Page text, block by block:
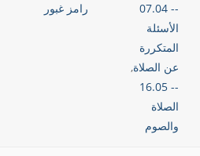
-- 07.04
الأسئلة
المتكررة
عن الصلاة,
-- 16.05
الصلاة
والصوم
رامز غبور